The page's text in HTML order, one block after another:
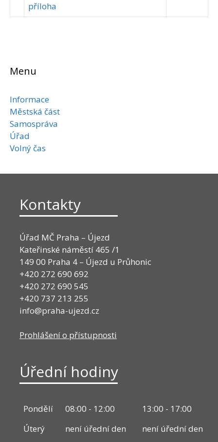
příloha
Menu
Informace
Městská část
Samospráva
Úřad
Volný čas
Kontakty
Úřad MČ Praha – Újezd
Kateřinské náměstí 465 /1
149 00 Praha 4 – Újezd u Průhonic
+420 272 690 692
+420 272 690 545
+420 737 213 255
info@praha-ujezd.cz
Prohlášení o přístupnosti
Úřední hodiny
Pondělí 08:00 - 12:00
13:00 - 17:00
Úterý
není úřední den
není úřední den